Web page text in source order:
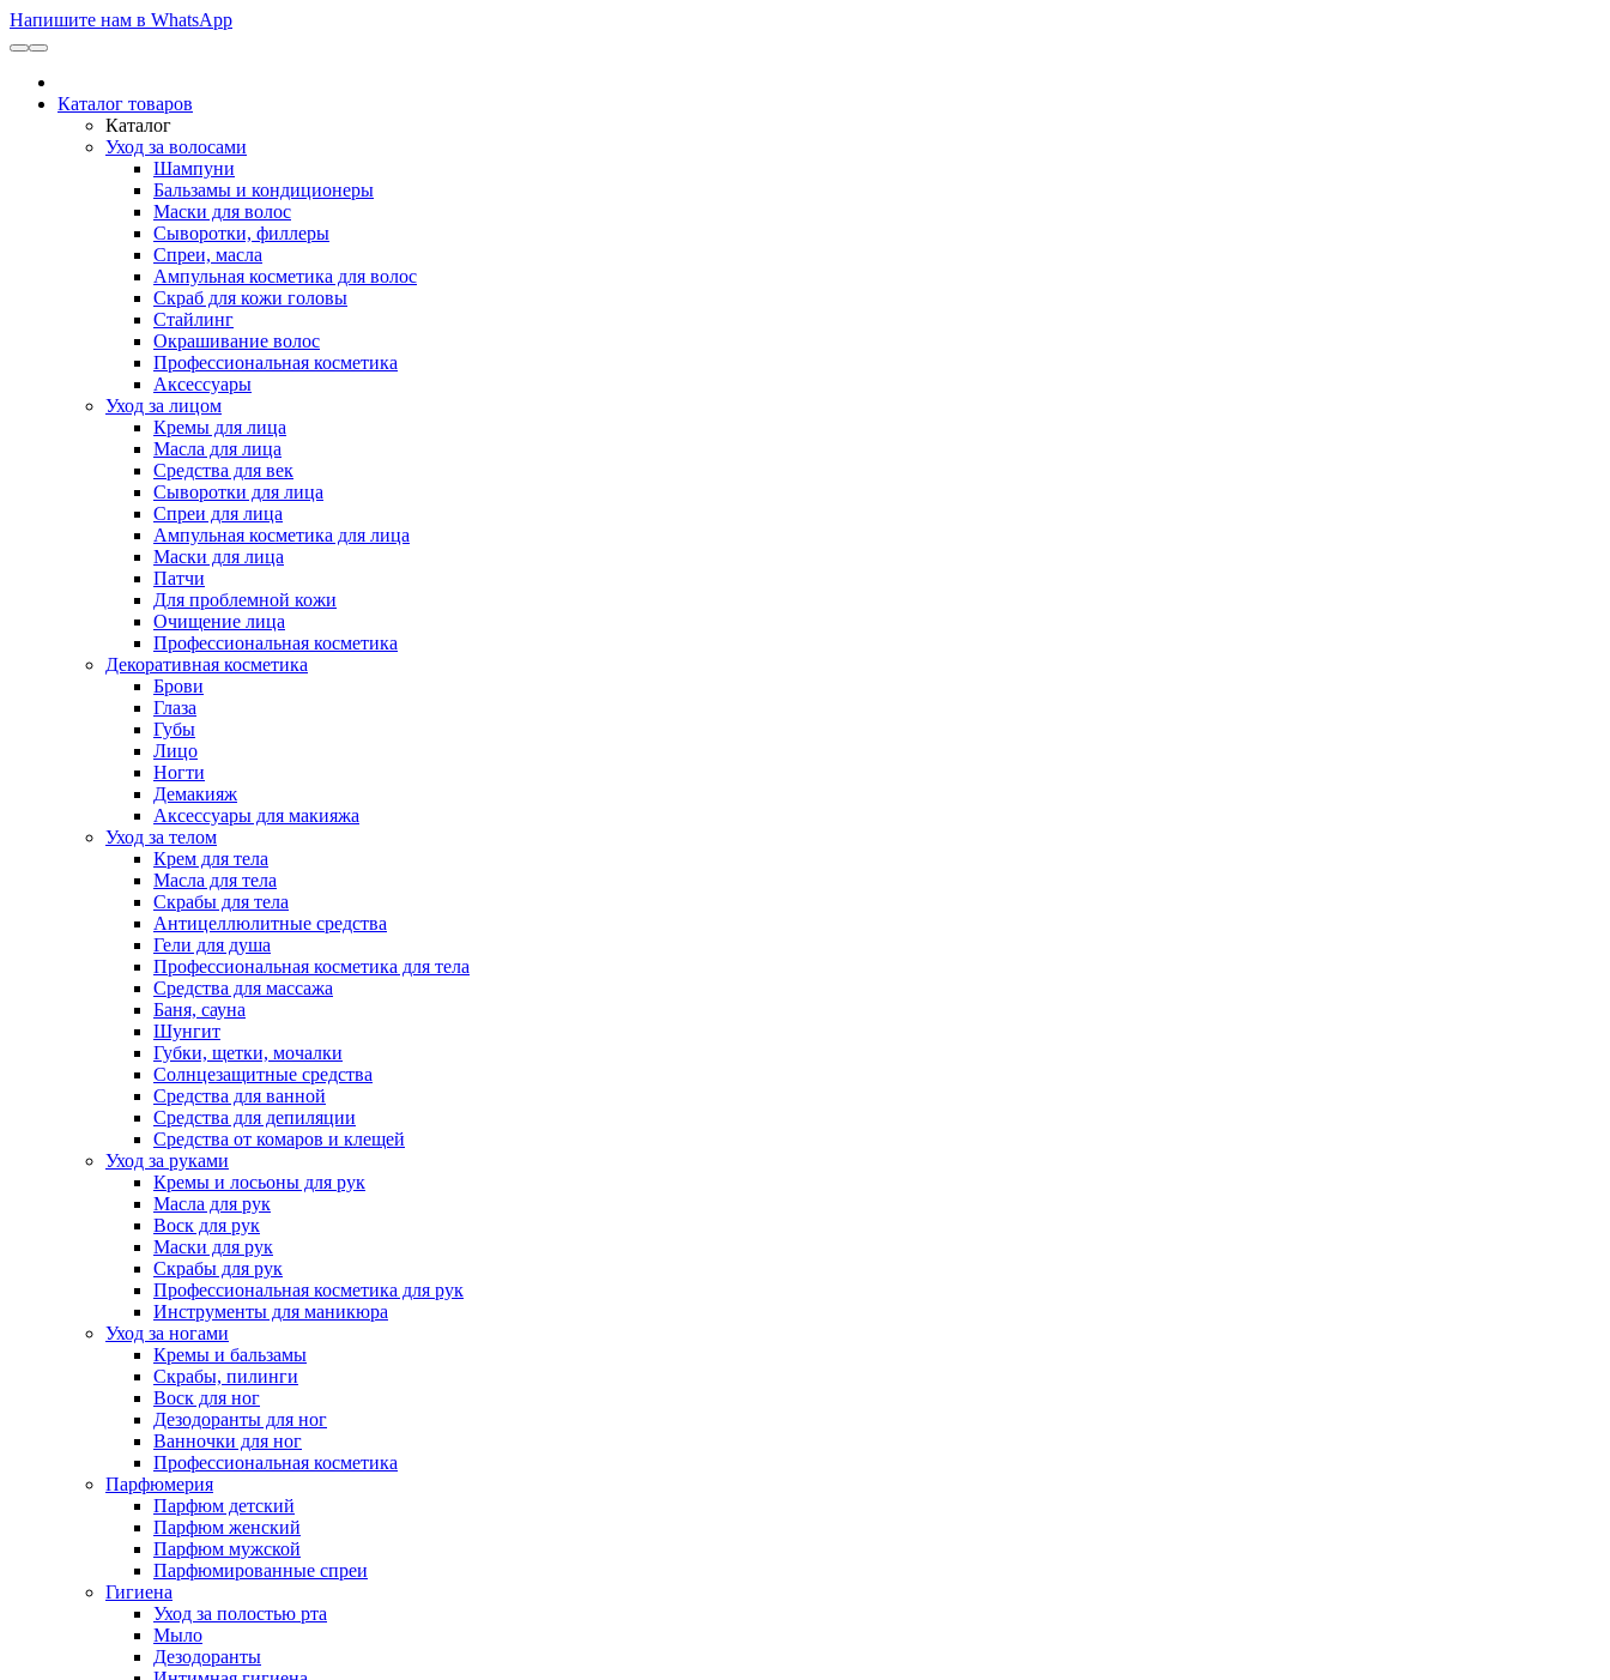
Напишите нам в WhatsApp
Каталог товаров
Каталог
Уход за волосами
Шампуни
Бальзамы и кондиционеры
Маски для волос
Сыворотки, филлеры
Спреи, масла
Ампульная косметика для волос
Скраб для кожи головы
Стайлинг
Окрашивание волос
Профессиональная косметика
Аксессуары
Уход за лицом
Кремы для лица
Масла для лица
Средства для век
Сыворотки для лица
Спреи для лица
Ампульная косметика для лица
Маски для лица
Патчи
Для проблемной кожи
Очищение лица
Профессиональная косметика
Декоративная косметика
Брови
Глаза
Губы
Лицо
Ногти
Демакияж
Аксессуары для макияжа
Уход за телом
Крем для тела
Масла для тела
Скрабы для тела
Антицеллюлитные средства
Гели для душа
Профессиональная косметика для тела
Средства для массажа
Баня, сауна
Шунгит
Губки, щетки, мочалки
Солнцезащитные средства
Средства для ванной
Средства для депиляции
Средства от комаров и клещей
Уход за руками
Кремы и лосьоны для рук
Масла для рук
Воск для рук
Маски для рук
Скрабы для рук
Профессиональная косметика для рук
Инструменты для маникюра
Уход за ногами
Кремы и бальзамы
Скрабы, пилинги
Воск для ног
Дезодоранты для ног
Ванночки для ног
Профессиональная косметика
Парфюмерия
Парфюм детский
Парфюм женский
Парфюм мужской
Парфюмированные спреи
Гигиена
Уход за полостью рта
Мыло
Дезодоранты